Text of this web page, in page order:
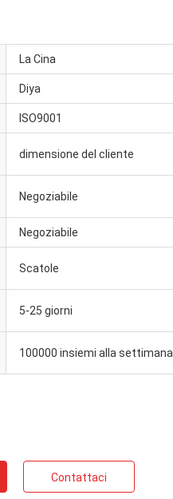
La Cina
Diya
ISO9001
dimensione del cliente
Negoziabile
Negoziabile
Scatole
5-25 giorni
100000 insiemi alla settimana
Contattaci